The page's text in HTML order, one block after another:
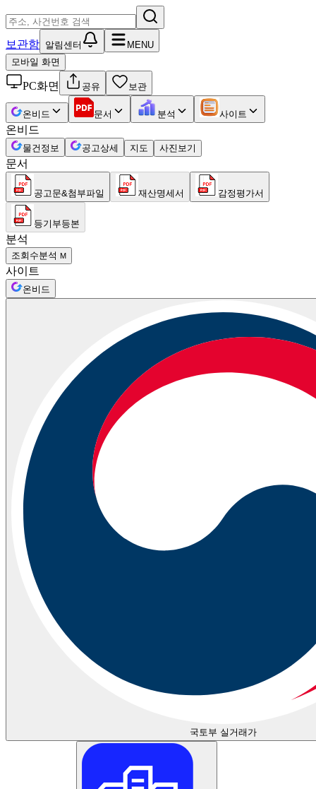
보관함 알림센터
MENU
모바일 화면
PC화면 공유 보관
온비드 문서 분석 사이트
온비드
물건정보 공고상세 지도 사진보기
문서
공고문&첨부파일 재산명세서 감정평가서
등기부등본
분석
조회수분석 M
사이트
온비드
국토부 실거래가